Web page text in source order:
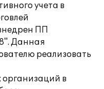
учета в
ПП
Данная
реализовать
организаций в